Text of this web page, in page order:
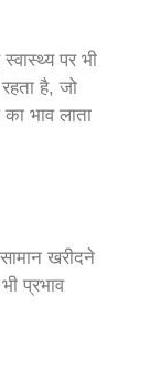
पर भी
है, जो
भाव लाता
खरीदने
प्रभाव